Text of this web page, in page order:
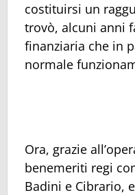
costituirsi un
trovò, alcuni anni
finanziaria che in
normale
Ora, grazie
benemeriti regi
Badini e Cibrario,